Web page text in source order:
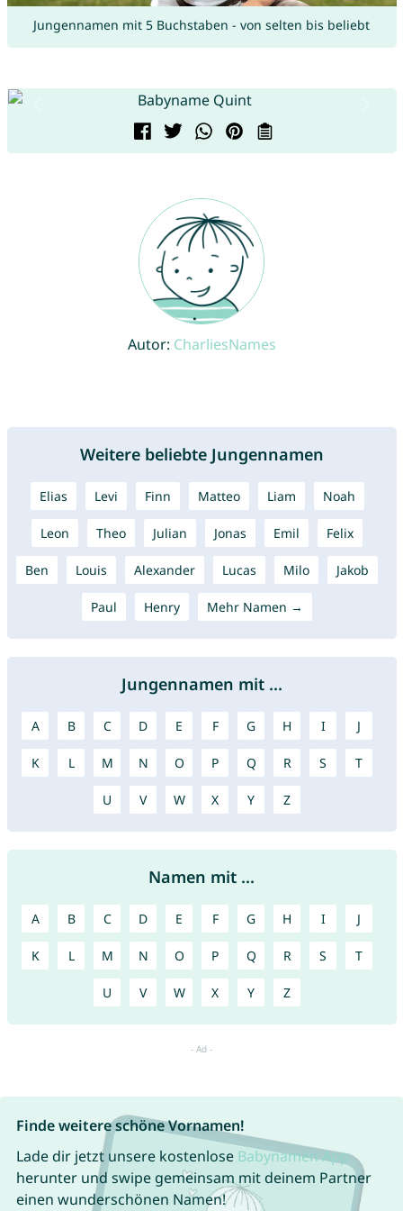
Jungennamen mit 5 Buchstaben - von selten bis beliebt
Autor: CharliesNames
Weitere beliebte Jungennamen
Elias Levi Finn Matteo Liam Noah
Leon Theo Julian Jonas Emil Felix
Ben Louis Alexander Lucas Milo Jakob
Paul Henry Mehr Namen →
Jungennamen mit ...
A B C D E F G H I J
K L M N O P Q R S T
U V W X Y Z
Namen mit ...
A B C D E F G H I J
K L M N O P Q R S T
U V W X Y Z
Finde weitere schöne Vornamen!
Lade dir jetzt unsere kostenlose Babynamen App
herunter und swipe gemeinsam mit deinem Partner
einen wunderschönen Namen!